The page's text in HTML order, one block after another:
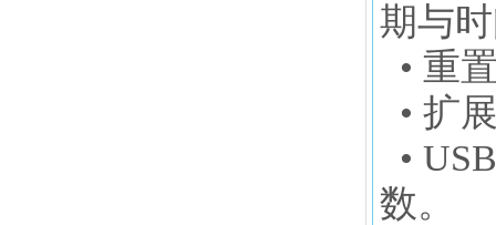
期与
• 重
• 扩
•
数。